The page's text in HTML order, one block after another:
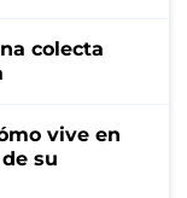
colecta
vive en
su